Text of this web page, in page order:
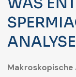
Makroskopische